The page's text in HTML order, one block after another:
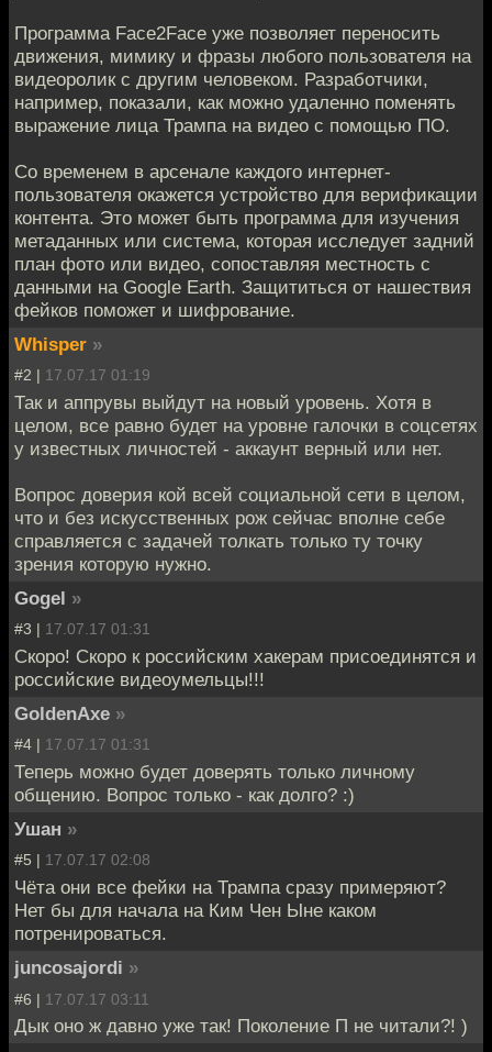
Программа Face2Face уже позволяет переносить
движения, мимику и фразы любого пользователя на
видеоролик с другим человеком. Разработчики,
например, показали, как можно удаленно поменять
выражение лица Трампа на видео с помощью ПО.
Со временем в арсенале каждого интернет-
пользователя окажется устройство для верификации
контента. Это может быть программа для изучения
метаданных или система, которая исследует задний
план фото или видео, сопоставляя местность с
данными на Google Earth. Защититься от нашествия
фейков поможет и шифрование.
Whisper »
#2 | 17.07.17 01:19
Так и аппрувы выйдут на новый уровень. Хотя в
целом, все равно будет на уровне галочки в соцсетях
у известных личностей - аккаунт верный или нет.
Вопрос доверия кой всей социальной сети в целом,
что и без искусственных рож сейчас вполне себе
справляется с задачей толкать только ту точку
зрения которую нужно.
Gogel »
#3 | 17.07.17 01:31
Скоро! Скоро к российским хакерам присоединятся и
российские видеоумельцы!!!
GoldenAxe »
#4 | 17.07.17 01:31
Теперь можно будет доверять только личному
общению. Вопрос только - как долго? :)
Ушан »
#5 | 17.07.17 02:08
Чёта они все фейки на Трампа сразу примеряют?
Нет бы для начала на Ким Чен Ыне каком
потренироваться.
juncosajordi »
#6 | 17.07.17 03:11
Дык оно ж давно уже так! Поколение П не читали?! )